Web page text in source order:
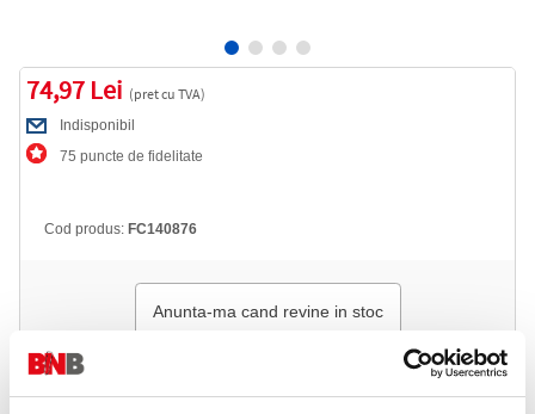
74,97 Lei (pret cu TVA)
Indisponibil
75 puncte de fidelitate
Cod produs: FC140876
Anunta-ma cand revine in stoc